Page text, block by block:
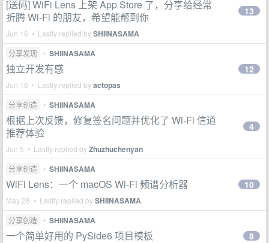
[送码] WiFi Lens 上架 App Store 了，分享给经常
折腾 Wi-Fi 的朋友，希望能帮到你
Jun 16 • Lastly replied bySHIINASAMA
13
分享发现 • SHIINASAMA
独立开发有感
Jun 16 • Lastly replied byactopas
12
分享创造 • SHIINASAMA
根据上次反馈，修复签名问题并优化了 Wi-Fi 信道
推荐体验
Jun 5 • Lastly replied byZhuzhuchenyan
4
分享创造 • SHIINASAMA
WiFi Lens：一个 macOS Wi-Fi 频谱分析器
May 28 • Lastly replied bySHIINASAMA
10
分享创造 • SHIINASAMA
一个简单好用的 PySide6 项目模板 8